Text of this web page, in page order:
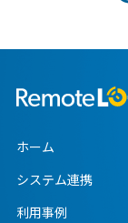
ホーム
システム連携
利用事例